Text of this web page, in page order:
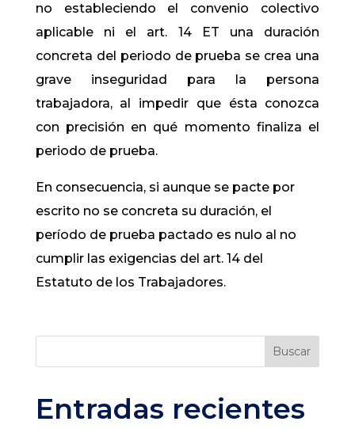
no estableciendo el convenio colectivo
aplicable ni el art. 14 ET una duración
concreta del periodo de prueba se crea una
grave inseguridad para la persona
trabajadora, al impedir que ésta conozca
con precisión en qué momento finaliza el
periodo de prueba.
En consecuencia, si aunque se pacte por
escrito no se concreta su duración, el
período de prueba pactado es nulo al no
cumplir las exigencias del art. 14 del
Estatuto de los Trabajadores.
Buscar
Entradas recientes